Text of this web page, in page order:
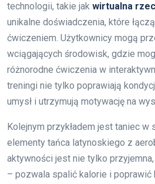
technologii, takie jak wirtualna
unikalne doświadczenia, które
ćwiczeniem. Użytkownicy mogą
wciągających środowisk, gdzie
różnorodne ćwiczenia w
treningi nie tylko poprawiają
umysł i utrzymują motywację na
Kolejnym przykładem jest taniec w
elementy tańca latynoskiego z
aktywności jest nie tylko
– pozwala spalić kalorie i poprawić